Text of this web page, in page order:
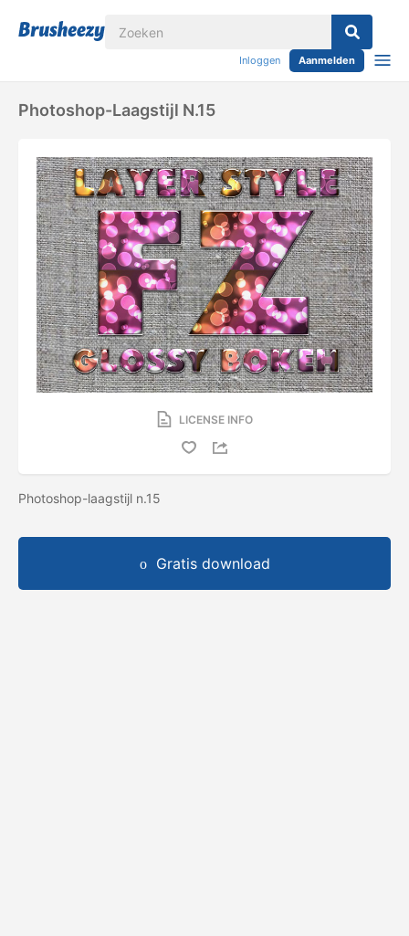
Inloggen Aanmelden
Photoshop-Laagstijl N.15
LICENSE INFO
Photoshop-laagstijl n.15
Gratis download